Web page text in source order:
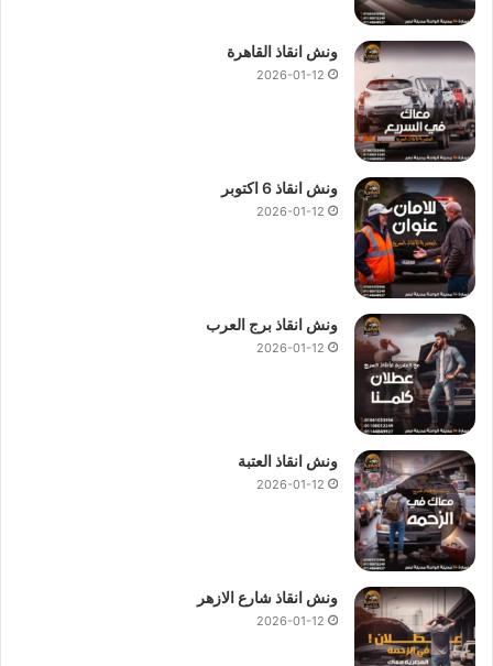
ونش انقاذ القاهرة
2026-01-12
ونش انقاذ 6 اكتوبر
2026-01-12
ونش انقاذ برج العرب
2026-01-12
ونش انقاذ العتبة
2026-01-12
ونش انقاذ شارع الازهر
2026-01-12